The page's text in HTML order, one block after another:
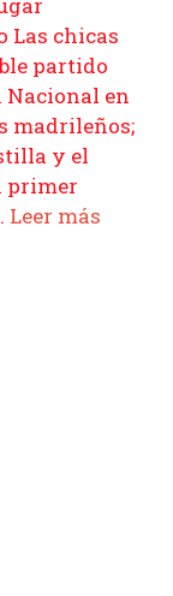
Las chicas
partido
Nacional en
madrileños;
y el
primer
Leer más